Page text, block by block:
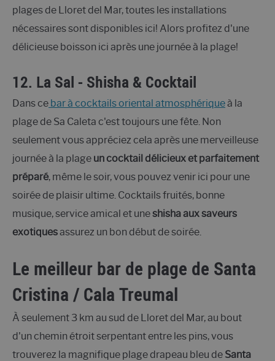
plages de Lloret del Mar, toutes les installations
nécessaires sont disponibles ici! Alors profitez d'une
délicieuse boisson ici après une journée à la plage!
12. La Sal - Shisha & Cocktail
Dans ce bar à cocktails oriental atmosphériqueà la
plage de Sa Caleta c'est toujours une fête. Non
seulement vous appréciez cela après une merveilleuse
journée à la plage un cocktail délicieux et parfaitement
préparé, même le soir, vous pouvez venir ici pour une
soirée de plaisir ultime. Cocktails fruités, bonne
musique, service amical et uneshisha aux saveurs
exotiquesassurez un bon début de soirée.
Le meilleur bar de plage de Santa
Cristina / Cala Treumal
À seulement 3 km au sud de Lloret del Mar, au bout
d'un chemin étroit serpentant entre les pins, vous
trouverez la magnifique plage drapeau bleu de Santa